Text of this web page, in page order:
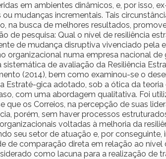
em ambientes dinâmicos, e, por isso,
mudanças incrementais. Tais
na busca de melhores resultados,
de pesquisa: Qual o nível de resiliência
de mudança disruptiva vivenciado pela
organizacional numa empresa nacional
de avaliação da Resiliência
(2014), bem como examinou-se o
Estraté-gica adotado, sob a ótica da
com uma abordagem qualitativa. Foi
os Correios, na percepção de suas
porém, sem haver processos
voltadas à melhoria da
seu setor de atuação e, por
de comparação direta em relação ao
como lacuna para a realização de